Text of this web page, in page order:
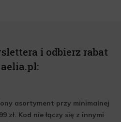
i odbierz rabat
asortyment przy minimalnej
zł. Kod nie łączy się z innymi